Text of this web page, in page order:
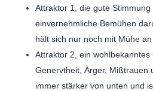
Attraktor 1, die gute Stimmung
einvernehmliche Bemühen
hält sich nur noch mit Mühe
Attraktor 2, ein wohlbekanntes
Genervtheit, Ärger, Mißtrauen
immer stärker von unten und